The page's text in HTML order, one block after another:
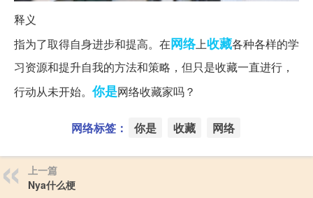
释义
指为了取得自身进步和提高。在网络上收藏各种各样的学
习资源和提升自我的方法和策略，但只是收藏一直进行，
行动从未开始。你是网络收藏家吗？
网络标签： 你是 收藏 网络
上一篇
Nya什么梗